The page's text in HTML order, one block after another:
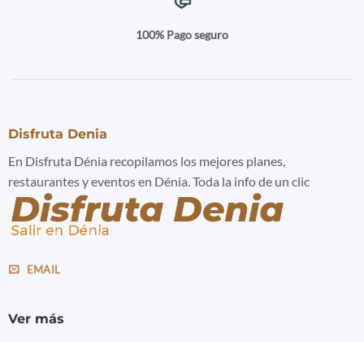
100% Pago seguro
Disfruta Denia
En Disfruta Dénia recopilamos los mejores planes,
restaurantes y eventos en Dénia. Toda la info de un clic
EMAIL
Ver más